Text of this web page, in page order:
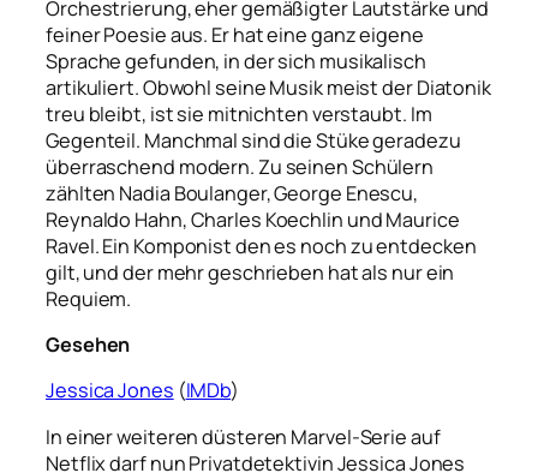
Orchestrierung, eher gemäßigter Lautstärke und
feiner Poesie aus. Er hat eine ganz eigene
Sprache gefunden, in der sich musikalisch
artikuliert. Obwohl seine Musik meist der Diatonik
treu bleibt, ist sie mitnichten verstaubt. Im
Gegenteil. Manchmal sind die Stüke geradezu
überraschend modern. Zu seinen Schülern
zählten Nadia Boulanger, George Enescu,
Reynaldo Hahn, Charles Koechlin und Maurice
Ravel. Ein Komponist den es noch zu entdecken
gilt, und der mehr geschrieben hat als nur ein
Requiem.
Gesehen
Jessica Jones (IMDb)
In einer weiteren düsteren Marvel-Serie auf
Netflix darf nun Privatdetektivin Jessica Jones